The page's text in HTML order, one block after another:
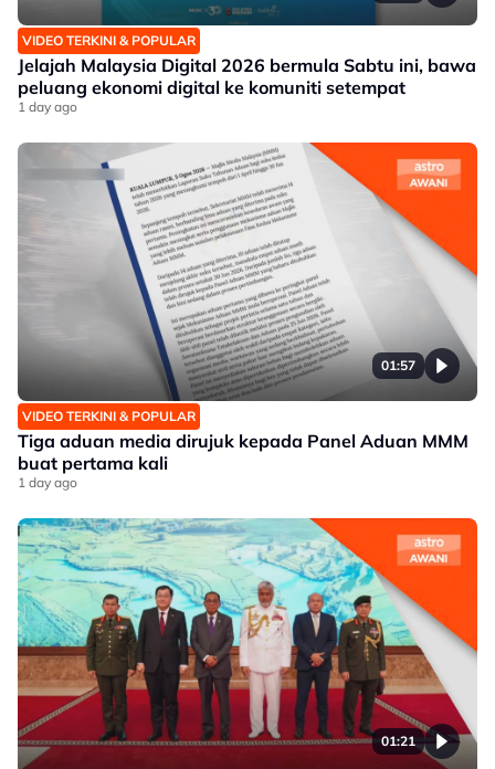
VIDEO TERKINI & POPULAR
Jelajah Malaysia Digital 2026 bermula Sabtu ini, bawa
peluang ekonomi digital ke komuniti setempat
1 day ago
01:57
VIDEO TERKINI & POPULAR
Tiga aduan media dirujuk kepada Panel Aduan MMM
buat pertama kali
1 day ago
01:21